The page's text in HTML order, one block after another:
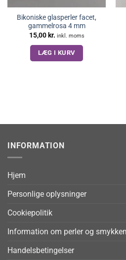
Bikoniske glasperler facet,
gammelrosa 4 mm
15,00 kr. inkl. moms
LÆG I KURV
INFORMATION
Hjem
Personlige oplysninger
Cookiepolitik
Information om perler og
Handelsbetingelser